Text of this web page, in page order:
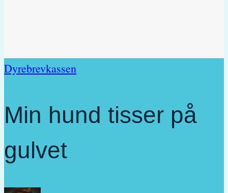
Dyrebrevkassen
Min hund tisser på
gulvet